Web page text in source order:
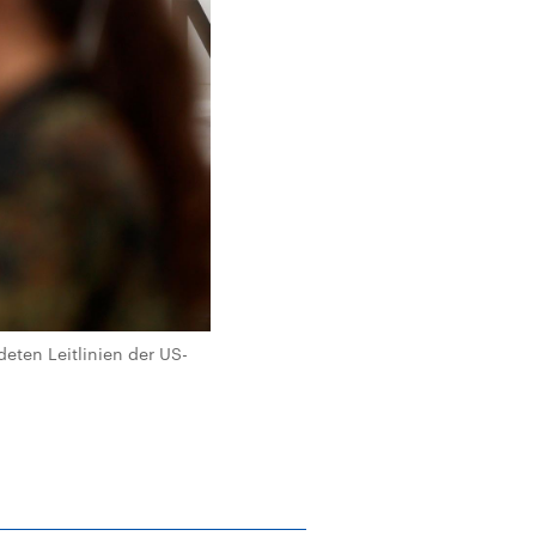
Leitlinien der US-